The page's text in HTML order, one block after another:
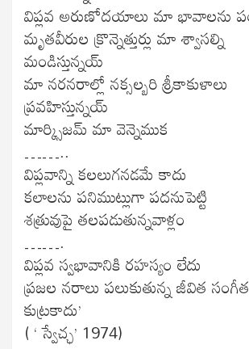
విప్లవ అరుణోదయాలు మా భావాలను
మృతవీరుల క్రొన్నెత్తుర్లు మా శ్వాసల్ని
మండిస్తున్నయ్
మా నరనరాల్లో నక్సల్బరి శ్రీకాకుళాలు
ప్రవహిస్తున్నయ్
మార్క్సిజమ్ మా వెన్నెముక
……..
విప్లవాన్ని కలలుగనడమే కాదు
కలాలను పనిముట్లుగా పదనుపెట్టి
శత్రువుపై తలపడుతున్నవాళ్లం
…….
విప్లవ స్వభావానికి రహస్యం లేదు
ప్రజల నరాలు పలుకుతున్న జీవిత
కుట్రకాదు’
( ‘ స్వేచ్ఛ’ 1974)